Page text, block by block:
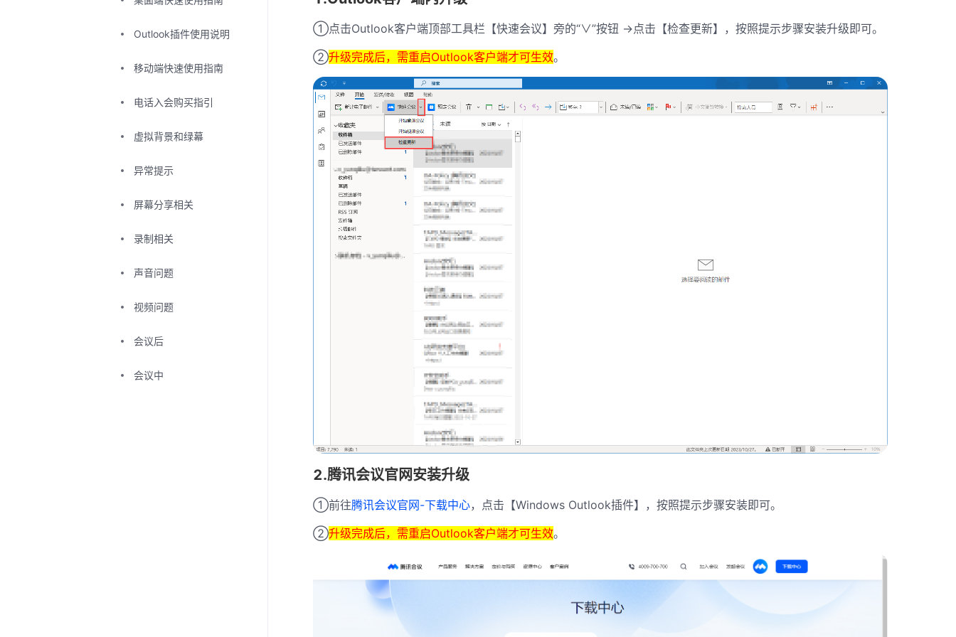
Outlook插件使用说明
移动端快速使用指南
电话入会购买指引
虚拟背景和绿幕
异常提示
屏幕分享相关
录制相关
声音问题
视频问题
会议后
会议中
①点击Outlook客户端顶部工具栏【快速会议】旁的“∨”按钮 ->点击【检查更新】，按照提示步骤安装升级即可。
②升级完成后，需重启Outlook客户端才可生效。
2.腾讯会议官网安装升级
①前往腾讯会议官网-下载中心，点击【Windows Outlook插件】，按照提示步骤安装即可。
②升级完成后，需重启Outlook客户端才可生效。